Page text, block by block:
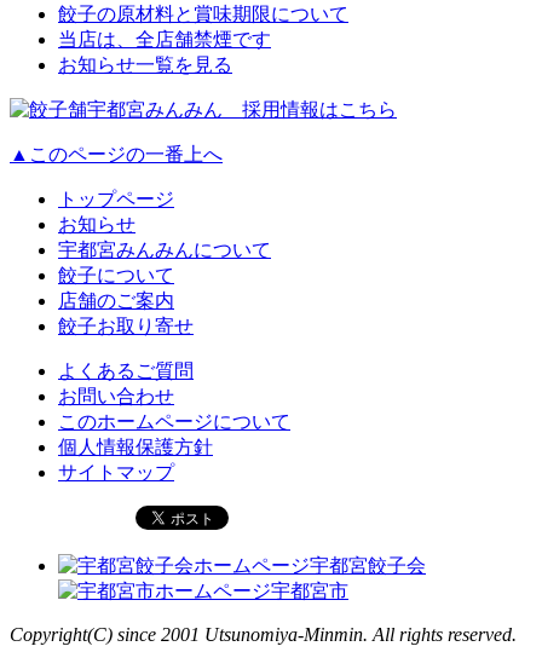
餃子の原材料と賞味期限について
当店は、全店舗禁煙です
お知らせ一覧を見る
▲このページの一番上へ
トップページ
お知らせ
宇都宮みんみんについて
餃子について
店舗のご案内
餃子お取り寄せ
よくあるご質問
お問い合わせ
このホームページについて
個人情報保護方針
サイトマップ
宇都宮餃子会
宇都宮市
Copyright(C) since 2001 Utsunomiya-Minmin. All rights reserved.